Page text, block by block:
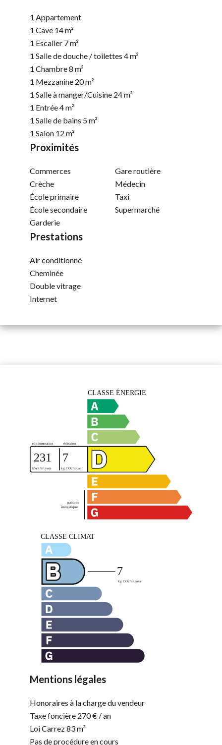
1 Appartement
1 Cave 14 m²
1 Escalier 7 m²
1 Salle de douche / toilettes 4 m²
1 Chambre8 m²
1 Mezzanine 20 m²
1 Salle à manger/Cuisine 24 m²
1 Entrée4 m²
1 Salle de bains 5 m²
1 Salon 12 m²
Proximités
Commerces
Crèche
École primaire
École secondaire
Garderie
Gare routière
Médecin
Taxi
Supermarché
Prestations
Air conditionné
Cheminée
Double vitrage
Internet
Mentions légales
Honoraires à la charge du vendeur
Taxe foncière 270 € / an
Loi Carrez83 m²
Pas de procédure en cours